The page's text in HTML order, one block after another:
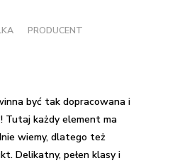
PRODUCENT
być tak dopracowana i
Tutaj każdy element ma
wiemy, dlatego też
Delikatny, pełen klasy i